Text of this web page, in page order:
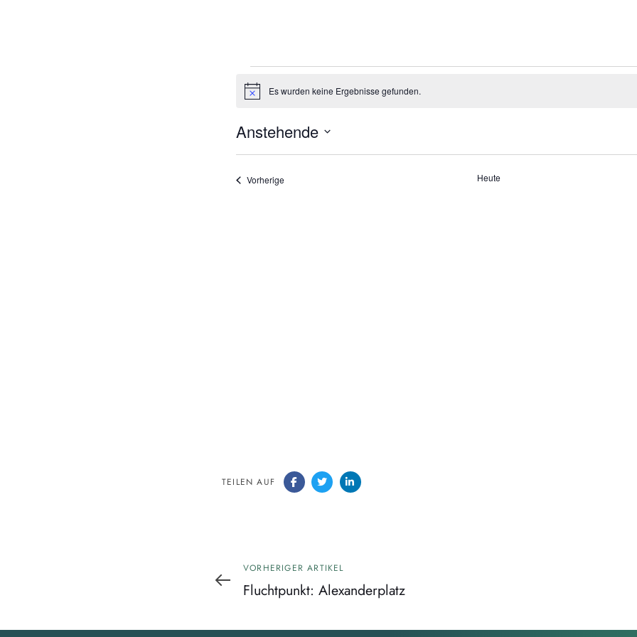
Veranstaltungen
HinweisEs wurden keine Ergebnisse gefunden.
Anstehende
Datum
VorherigeVeranstaltungen Heute
TEILEN AUF
Vorheriger
Artikel
VORHERIGER ARTIKEL
Fluchtpunkt: Alexanderplatz